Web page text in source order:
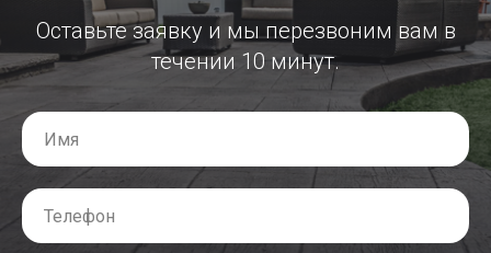
Оставьте заявку и мы перезвоним вам в
течении 10 минут.